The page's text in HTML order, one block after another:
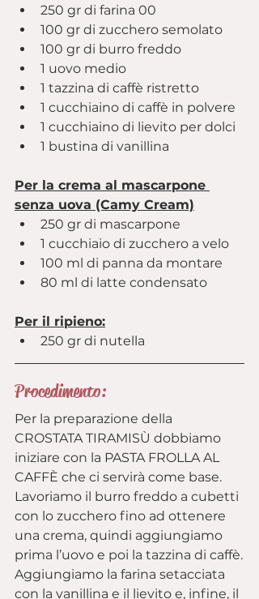
250 gr di farina 00
100 gr di zucchero semolato
100 gr di burro freddo
1 uovo medio
1 tazzina di caffè ristretto
1 cucchiaino di caffè in polvere
1 cucchiaino di lievito per dolci
1 bustina di vanillina
Per la crema al mascarpone
senza uova (Camy Cream)
250 gr di mascarpone
1 cucchiaio di zucchero a velo
100 ml di panna da montare
80 ml di latte condensato
Per il ripieno:
250 gr di nutella
Procedimento:
Per la preparazione della
CROSTATA TIRAMISÙ dobbiamo
iniziare con la PASTA FROLLA AL
CAFFÈ che ci servirà come base.
Lavoriamo il burro freddo a cubetti
con lo zucchero fino ad ottenere
una crema, quindi aggiungiamo
prima l’uovo e poi la tazzina di caffè.
Aggiungiamo la farina setacciata
con la vanillina e il lievito e, infine, il